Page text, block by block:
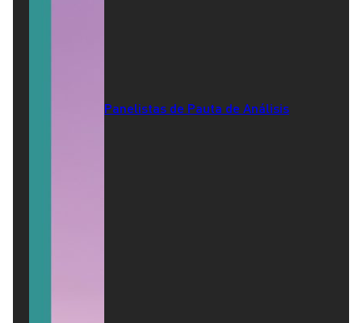
Panelistas de Pauta de Análisis